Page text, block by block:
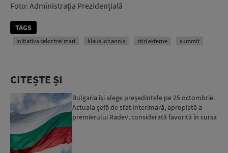
Foto: Administrația Prezidențială
TAGS
initiativa celor trei mari klaus iohannis stiri externe summit
CITEȘTE ȘI
Bulgaria își alege președintele pe 25 octombrie.
Actuala șefă de stat interimară, apropiată a
premierului Radev, considerată favorită în cursa